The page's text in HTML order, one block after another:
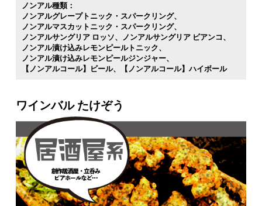
ノンアル種類：
ノンアルグレープトニック・スパークリング
ノンアルマスカットニック・スパークリング
ノンアルサングリア ロッソ
ノンアルサングリア ビアンコ
ノンアル漬け込みレモンピールトニック
ノンアル漬け込みレモンピールジンジャー
【ノンアルコール】ビール
【ノンアルコール】ハイボール
ワインバル たけぞう